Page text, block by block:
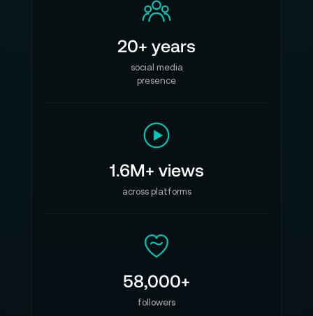
20+ years
social media
presence
1.6M+ views
across platforms
58,000+
followers